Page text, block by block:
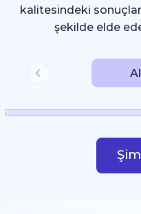
kalitesindeki
şekilde elde